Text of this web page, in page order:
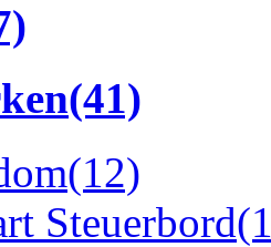
(41)
(12)
Steuerbord